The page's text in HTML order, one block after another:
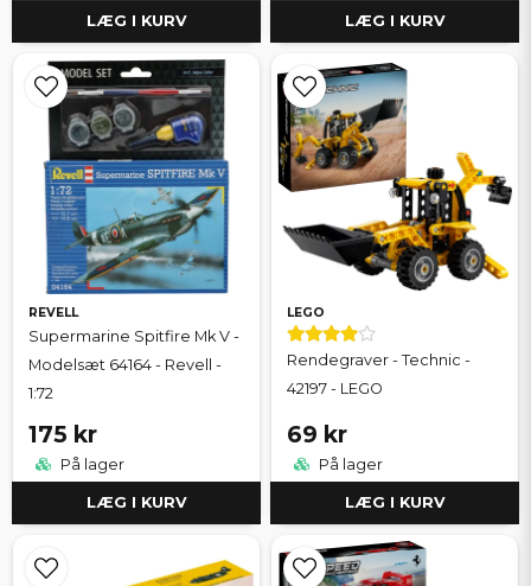
LÆG I KURV LÆG I KURV
REVELL
Supermarine Spitfire Mk V -
Modelsæt 64164 - Revell -
1:72
175 kr
På lager
LÆG I KURV
LEGO
Rendegraver - Technic -
42197 - LEGO
69 kr
På lager
LÆG I KURV